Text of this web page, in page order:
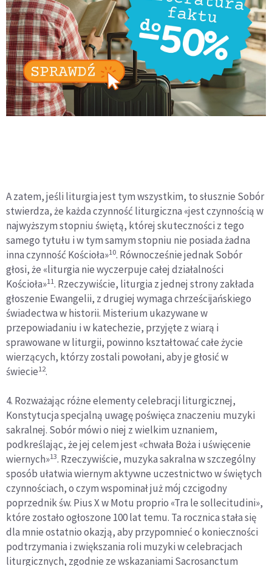
A zatem, jeśli liturgia jest tym wszystkim, to słusznie Sobór
stwierdza, że każda czynność liturgiczna «jest czynnością w
najwyższym stopniu świętą, której skuteczności z tego
samego tytułu i w tym samym stopniu nie posiada żadna
inna czynność Kościoła»10. Równocześnie jednak Sobór
głosi, że «liturgia nie wyczerpuje całej działalności
Kościoła»11. Rzeczywiście, liturgia z jednej strony zakłada
głoszenie Ewangelii, z drugiej wymaga chrześcijańskiego
świadectwa w historii. Misterium ukazywane w
przepowiadaniu i w katechezie, przyjęte z wiarą i
sprawowane w liturgii, powinno kształtować całe życie
wierzących, którzy zostali powołani, aby je głosić w
świecie12.
4. Rozważając różne elementy celebracji liturgicznej,
Konstytucja specjalną uwagę poświęca znaczeniu muzyki
sakralnej. Sobór mówi o niej z wielkim uznaniem,
podkreślając, że jej celem jest «chwała Boża i uświęcenie
wiernych»13. Rzeczywiście, muzyka sakralna w szczególny
sposób ułatwia wiernym aktywne uczestnictwo w świętych
czynnościach, o czym wspominał już mój czcigodny
poprzednik św. Pius X w Motu proprio «Tra le sollecitudini»,
które zostało ogłoszone 100 lat temu. Ta rocznica stała się
dla mnie ostatnio okazją, aby przypomnieć o konieczności
podtrzymania i zwiększania roli muzyki w celebracjach
liturgicznych, zgodnie ze wskazaniami Sacrosanctum